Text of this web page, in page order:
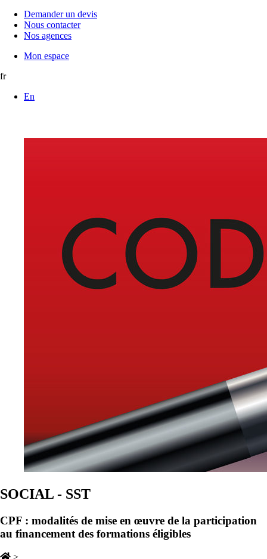
Demander un devis
Nous contacter
Nos agences
Mon espace
fr
En
SOCIAL - SST
CPF : modalités de mise en œuvre de la participation
au financement des formations éligibles
>